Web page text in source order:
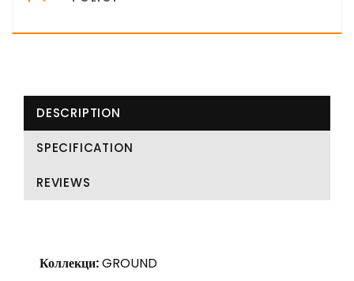
DESCRIPTION
SPECIFICATION
REVIEWS
Коллекци:GROUND